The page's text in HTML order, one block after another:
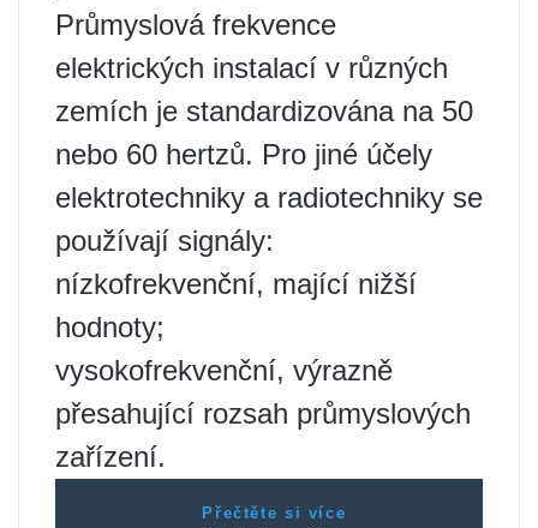
Průmyslová frekvence
elektrických instalací v různých
zemích je standardizována na 50
nebo 60 hertzů. Pro jiné účely
elektrotechniky a radiotechniky se
používají signály:
nízkofrekvenční, mající nižší
hodnoty;
vysokofrekvenční, výrazně
přesahující rozsah průmyslových
zařízení.
Přečtěte si více